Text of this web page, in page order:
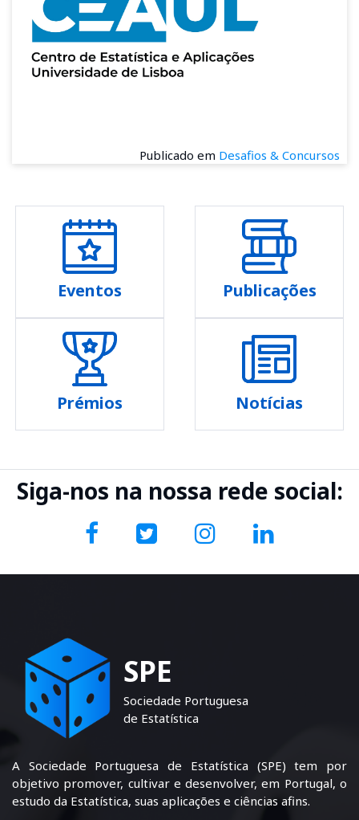
Publicado em Desafios & Concursos
Eventos Publicações
Prémios Notícias
Siga-nos na nossa rede social:
SPE
Sociedade Portuguesa
de Estatística
A Sociedade Portuguesa de Estatística (SPE) tem por
objetivo promover, cultivar e desenvolver, em Portugal, o
estudo da Estatística, suas aplicações e ciências afins.